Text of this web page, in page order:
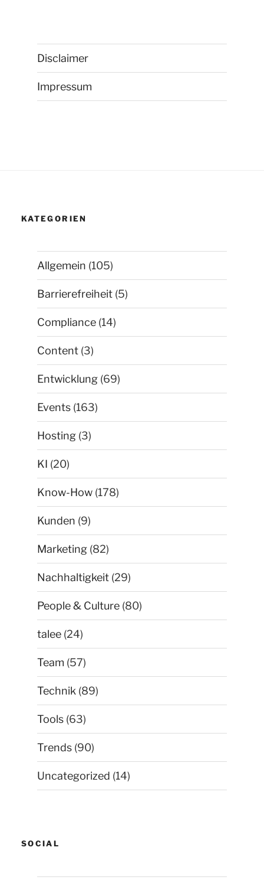
Disclaimer
Impressum
KATEGORIEN
Allgemein (105)
Barrierefreiheit (5)
Compliance (14)
Content (3)
Entwicklung (69)
Events (163)
Hosting (3)
KI (20)
Know-How (178)
Kunden (9)
Marketing (82)
Nachhaltigkeit (29)
People & Culture (80)
talee (24)
Team (57)
Technik (89)
Tools (63)
Trends (90)
Uncategorized (14)
SOCIAL